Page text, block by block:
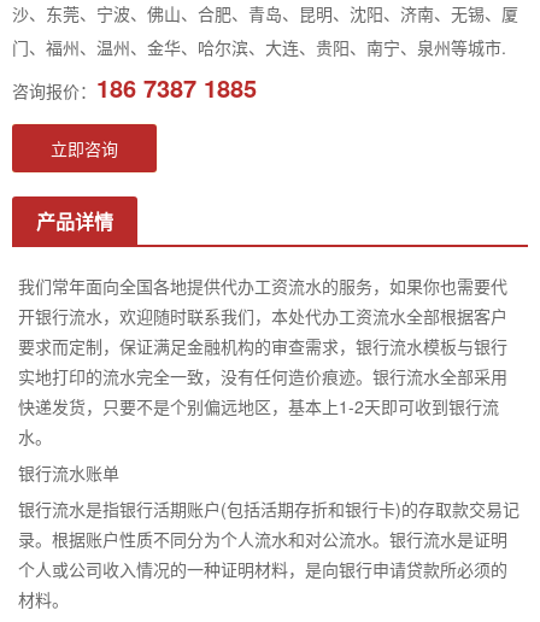
沙、东莞、宁波、佛山、合肥、青岛、昆明、沈阳、济南、无锡、厦
门、福州、温州、金华、哈尔滨、大连、贵阳、南宁、泉州等城市.
咨询报价： 186 7387 1885
立即咨询
产品详情
我们常年面向全国各地提供代办工资流水的服务，如果你也需要代
开银行流水，欢迎随时联系我们，本处代办工资流水全部根据客户
要求而定制，保证满足金融机构的审查需求，银行流水模板与银行
实地打印的流水完全一致，没有任何造价痕迹。银行流水全部采用
快递发货，只要不是个别偏远地区，基本上1-2天即可收到银行流
水。
银行流水账单
银行流水是指银行活期账户(包括活期存折和银行卡)的存取款交易记
录。根据账户性质不同分为个人流水和对公流水。银行流水是证明
个人或公司收入情况的一种证明材料，是向银行申请贷款所必须的
材料。